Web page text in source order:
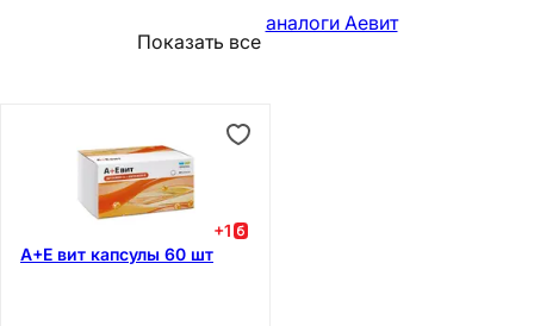
Показать все
аналоги Аевит
+1
А+Е вит капсулы 60 шт